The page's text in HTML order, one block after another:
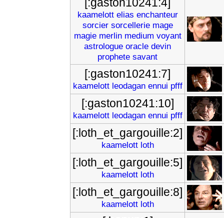
kaamelott elias enchanteur
sorcier sorcellerie mage
magie merlin medium voyant
astrologue oracle devin
prophete savant
[:gaston10241:7]
kaamelott leodagan ennui pfff
[:gaston10241:10]
kaamelott leodagan ennui pfff
[:loth_et_gargouille:2]
kaamelott loth
[:loth_et_gargouille:5]
kaamelott loth
[:loth_et_gargouille:8]
kaamelott loth